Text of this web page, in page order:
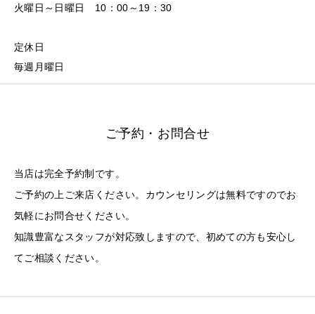
火曜日～日曜日 10：00～19：30
定休日
毎週月曜日
ご予約・お問合せ
当店は完全予約制です。
ご予約の上ご来店ください。カウンセリングは無料ですのでお
気軽にお問合せください。
知識豊富なスタッフが対応致しますので、初めての方も安心し
てご相談ください。